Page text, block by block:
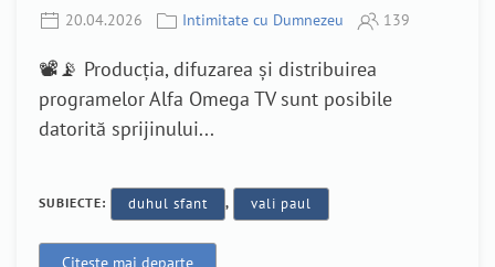
20.04.2026 Intimitate cu Dumnezeu 139
📽️📡 Producția, difuzarea și distribuirea
programelor Alfa Omega TV sunt posibile
datorită sprijinului...
SUBIECTE: duhul sfant , vali paul
Citește mai departe